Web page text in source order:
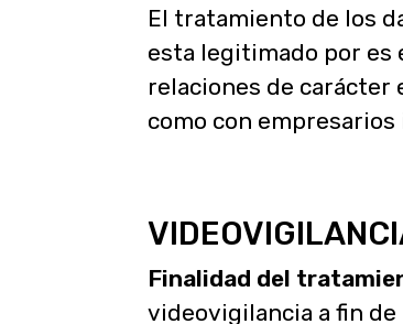
El tratamiento de los
esta legitimado por es
relaciones de carácter
como con empresarios
Finalidad del
videovigilancia a fin